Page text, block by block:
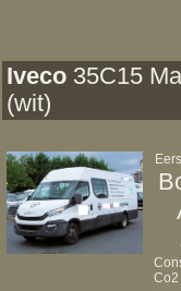
Iveco 35C15
(wit)
Co2